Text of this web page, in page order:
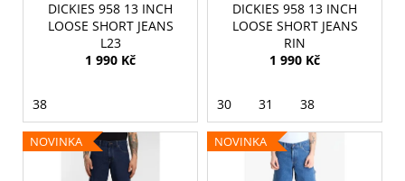
t
ů
DICKIES 958 13 INCH
LOOSE SHORT JEANS
L23
1 990 Kč
38
DICKIES 958 13 INCH
LOOSE SHORT JEANS
RIN
1 990 Kč
30 31 38
NOVINKA NOVINKA
?